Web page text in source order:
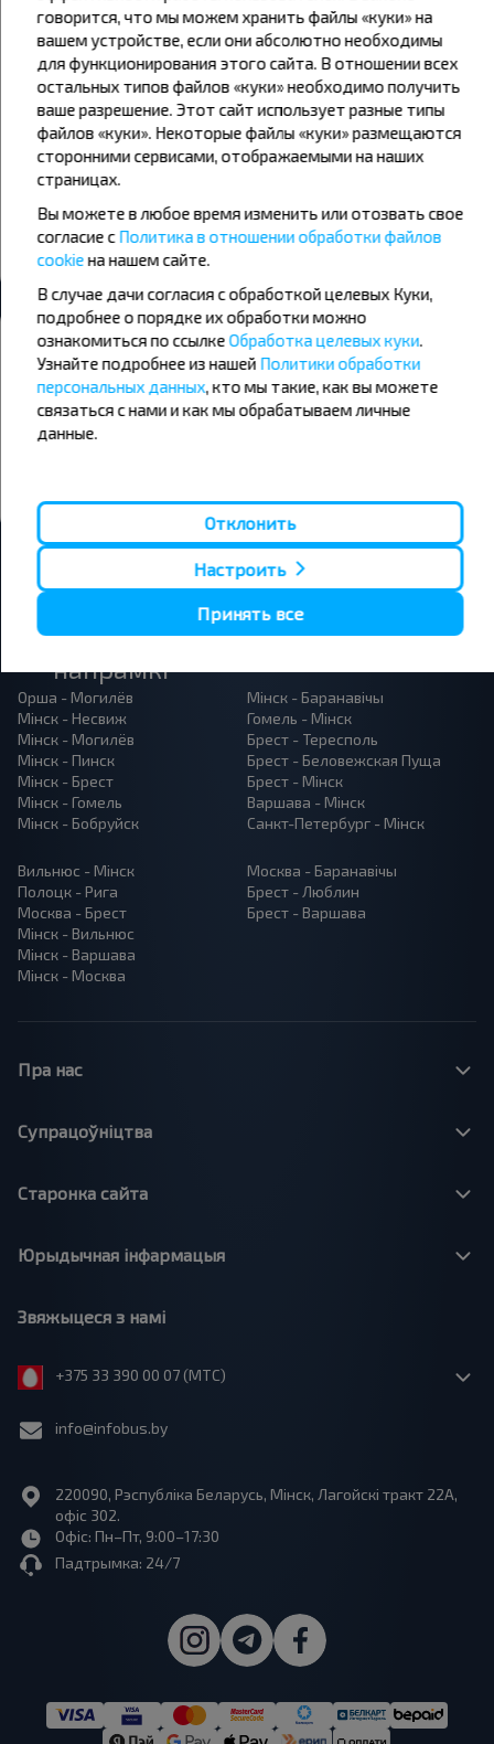
Молодежная
Планета Детства Д/Ц
Заслонова
Корона Т/Ц
Калинка ф-ка
Купалинка ф-ка
Богомолова
Школа №10
Жадаеце падарожнічаць танней?
Не прапусці спецыяльныя акцыі, зніжкі і іншыя цікавыя
прапановы INFOBUS. Падпішыся на атрыманне навін і
падарожнічай з намі танней!
Папулярныя аўтобусныя
напрамкі
Орша - Могилёв
Мінск - Несвиж
Мінск - Могилёв
Мінск - Пинск
Мінск - Брест
Мінск - Гомель
Мінск - Бобруйск
Мінск - Баранавiчы
Гомель - Мінск
Брест - Тересполь
Брест - Беловежская Пуща
Брест - Мінск
Варшава - Мінск
Санкт-Петербург - Мінск
Вильнюс - Мінск
Полоцк - Рига
Москва - Брест
Мінск - Вильнюс
Мінск - Варшава
Мінск - Москва
Москва - Баранавiчы
Брест - Люблин
Брест - Варшава
Пра нас
Супрацоўніцтва
Старонка сайта
Юрыдычная інфармацыя
Звяжыцеся з намі
+375 33 390 00 07 (МТС)
info@infobus.by
220090, Рэспубліка Беларусь, Мінск, Лагойскі тракт 22A,
офіс 302.
Офіс: Пн–Пт, 9:00–17:30
Падтрымка: 24/7
говорится, что мы можем хранить файлы «куки» на
вашем устройстве, если они абсолютно необходимы
для функционирования этого сайта. В отношении всех
остальных типов файлов «куки» необходимо получить
ваше разрешение. Этот сайт использует разные типы
файлов «куки». Некоторые файлы «куки» размещаются
сторонними сервисами, отображаемыми на наших
страницах.
Вы можете в любое время изменить или отозвать свое
согласие сПолитика в отношении обработки файлов
cookieна нашем сайте.
В случае дачи согласия с обработкой целевых Куки,
подробнее о порядке их обработки можно
ознакомиться по ссылкеОбработка целевых куки
Узнайте подробнее из нашей Политики обработки
персональных данных , кто мы такие, как вы можете
связаться с нами и как мы обрабатываем личные
данные.
Отклонить
Настроить
Принять все